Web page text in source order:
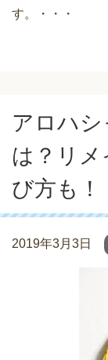
す。・・・
アロハ
は？リメ
び方も！
2019年3月3日